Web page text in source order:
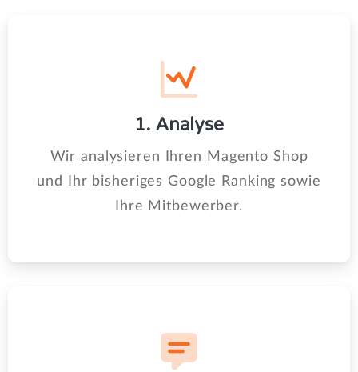
1. Analyse
Wir analysieren Ihren Magento Shop
und Ihr bisheriges Google Ranking sowie
Ihre Mitbewerber.